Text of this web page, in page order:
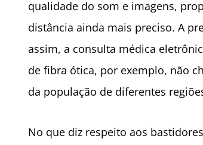
qualidade do som e imagens,
distância ainda mais preciso. A
assim, a consulta médica
de fibra ótica, por exemplo, não
da população de diferentes
No que diz respeito aos